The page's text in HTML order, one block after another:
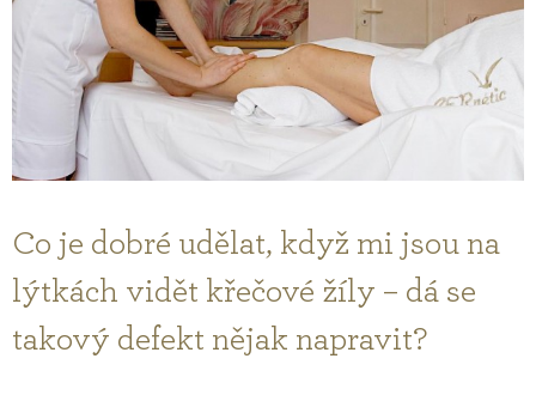
Co je dobré udělat, když mi jsou na
lýtkách vidět křečové žíly – dá se
takový defekt nějak napravit?